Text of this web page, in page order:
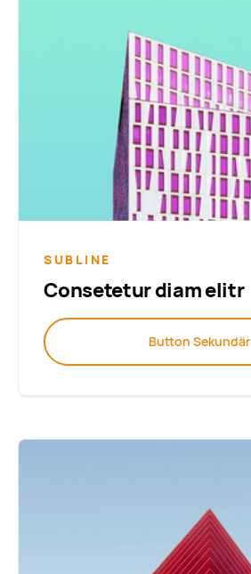
SUBLINE
Consetetur diam elitr
Button Sekundär